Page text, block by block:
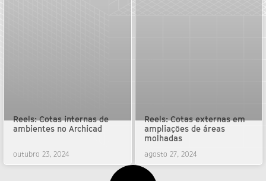
Reels: Cotas internas de
ambientes no Archicad
outubro 23, 2024
Reels: Cotas externas em
ampliações de áreas
molhadas
agosto 27, 2024